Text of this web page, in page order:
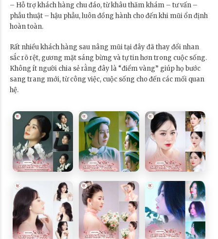
– Hỗ trợ khách hàng chu đáo, từ khâu thăm khám – tư vấn –
phẫu thuật – hậu phẫu, luôn đồng hành cho đến khi mũi ổn định
hoàn toàn.
Rất nhiều khách hàng sau nâng mũi tại đây đã thay đổi nhan
sắc rõ rệt, gương mặt sáng bừng và tự tin hơn trong cuộc sống.
Không ít người chia sẻ rằng đây là “điểm vàng” giúp họ bước
sang trang mới, từ công việc, cuộc sống cho đến các mối quan
hệ.